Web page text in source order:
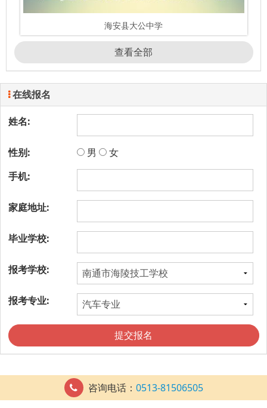
海安县大公中学
查看全部
在线报名
姓名:
性别: 男
女
手机:
家庭地址:
毕业学校:
报考学校:
报考专业:
提交报名
咨询电话： 0513-81506505